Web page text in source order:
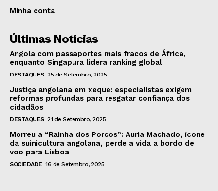
Minha conta
Últimas Notícias
Angola com passaportes mais fracos de África,
enquanto Singapura lidera ranking global
DESTAQUES 25 de Setembro, 2025
Justiça angolana em xeque: especialistas exigem
reformas profundas para resgatar confiança dos
cidadãos
DESTAQUES 21 de Setembro, 2025
Morreu a “Rainha dos Porcos”: Auria Machado, ícone
da suinicultura angolana, perde a vida a bordo de
voo para Lisboa
SOCIEDADE 16 de Setembro, 2025